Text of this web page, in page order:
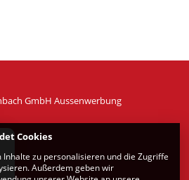
GmbH Aussenwerbung
Cookies
Inhalte zu personalisieren und die Zugriffe
Außerdem geben wir